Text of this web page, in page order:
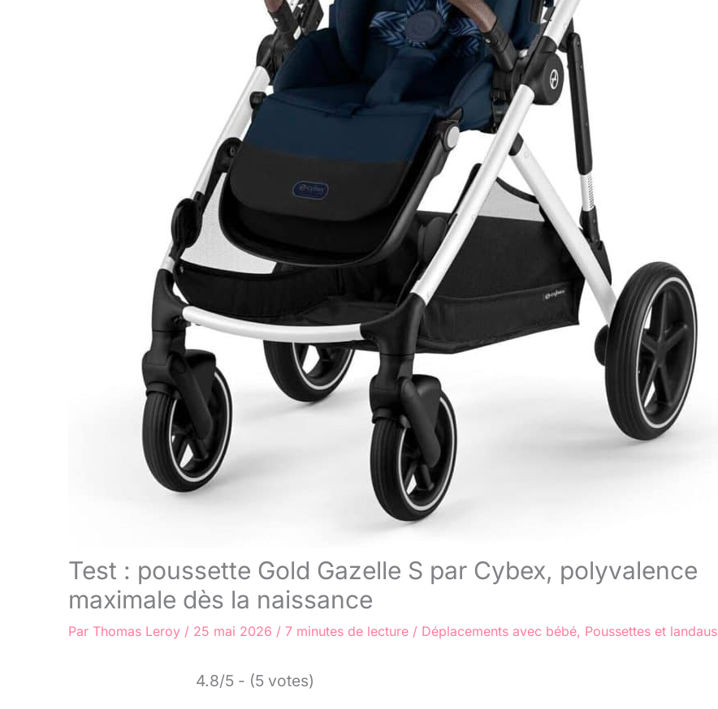
Test : poussette Gold Gazelle S par Cybex, polyvalence
maximale dès la naissance
Par Thomas Leroy / 25 mai 2026 / 7 minutes de lecture / Déplacements avec bébé, Poussettes et landaus
4.8/5 - (5 votes)